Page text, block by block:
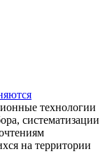
технологии
систематизации
на территории